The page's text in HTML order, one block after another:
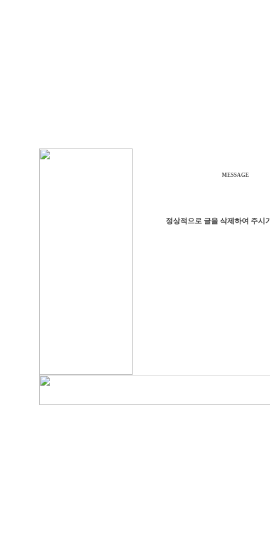
MESSAGE
정상적으로 글을 삭제하여 주시